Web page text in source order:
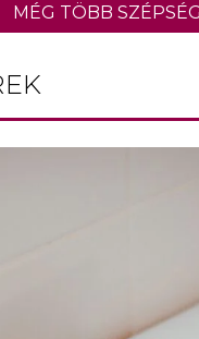
MÉG TÖBB SZÉPSÉG